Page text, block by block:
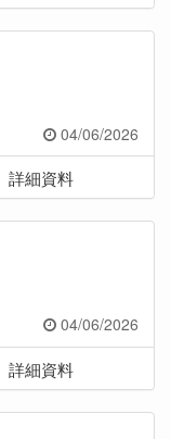
04/06/2026
詳細資料
04/06/2026
詳細資料